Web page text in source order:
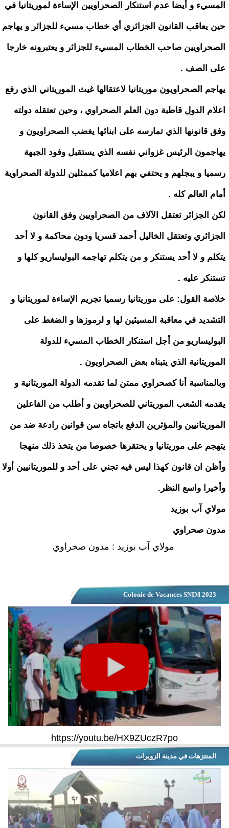
المسيء و أيضا عدم استنكار الصحراويين الإساءة لموريتانيا في
حين يعاقب القانون الجزائري أي خطاب مسيء للجزائر و يهاجم
الصحراويين صاحب الخطاب المسيء للجزائر و يعتبرونه خارجا
على الصف .
يهاجم الصحراويون موريتانيا لاعتقالها غيث الموريتاني الذي رفع
اعلام الدول قاطبة دون العلم الصحراوي ، وحين تعتقله دولته
وفق قانونها الذي تمارسه على ابنائها يغضب الصحراويون و
يهاجمون الرئيس غزواني نفسه الذي يستقبل وفود الجبهة
رسميا و يبجلهم و يحتفي بهم اعلاميا كممثلين للدولة الصحراوية
أمام العالم كله .
لكن الجزائر تعتقل الآلاف من الصحراويين وفق القانون
الجزائري وتعتقل الخاليل أحمد قسريا ودون محاكمة و لا أحد
يتكلم و لا أحد يستنكر و من يتكلم تهاجمه البوليساريو كلها و
تستنكر عليه .
خلاصة القول: على موريتانيا رسميا تجريم الإساءة لموريتانيا و
التشديد في معاقبة المسيئين لها و لرموزها و الضغط على
البوليساريو من أجل استنكار الخطاب المسيء للدولة
الموريتانية الذي يتبناه بعض الصحراويون .
وبالمناسبة أنا كصحراوي ممتن لما تقدمه الدولة الموريتانية و
يقدمه الشعب الموريتاني للصحراويين و أطلب من الفاعلين
الموريتانيين والمؤثرين الدفع باتجاه سن قوانين رادعة ضد من
يتهجم على موريتانيا و يحتقرها خصوصا من يتخذ ذلك منهجا
وأظن ان قانون كهذا ليس فيه تجني على أحد و للموريتانيين أولا
وأخيرا واسع النظر.
مولاي آب بوزيد
مدون صحراوي
مولاي آب بوزيد : مدون صحراوي
Colonie de Vacances SNIM 2023
https://youtu.be/HX9ZUczR7po
المنتزهات في مدينة الزويرات